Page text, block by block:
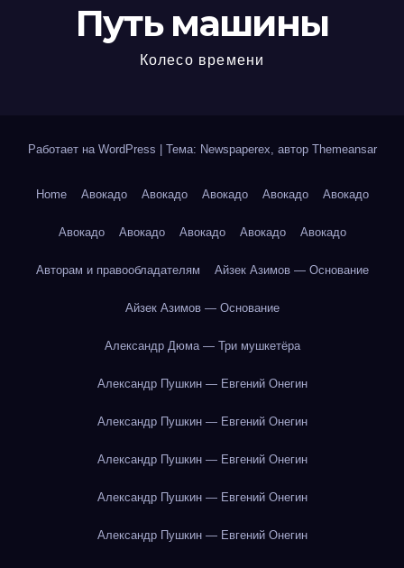
Путь машины
Колесо времени
Работает на WordPress Тема: Newspaperex, автор Themeansar
Home Авокадо Авокадо Авокадо Авокадо Авокадо
Авокадо Авокадо Авокадо Авокадо Авокадо
Авторам и правообладателям Айзек Азимов — Основание
Айзек Азимов — Основание
Александр Дюма — Три мушкетёра
Александр Пушкин — Евгений Онегин
Александр Пушкин — Евгений Онегин
Александр Пушкин — Евгений Онегин
Александр Пушкин — Евгений Онегин
Александр Пушкин — Евгений Онегин